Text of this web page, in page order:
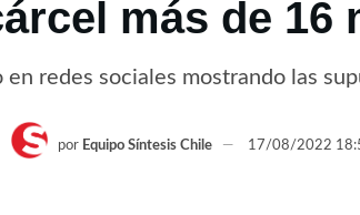
más de 16
redes sociales mostrando las
por Equipo Síntesis Chile 17/08/2022